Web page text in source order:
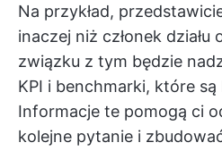
Na przykład,
inaczej niż członek działu
związku z tym będzie
KPI i benchmarki, które
Informacje te pomogą ci
kolejne pytanie i